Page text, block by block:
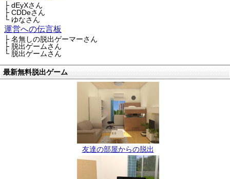
├ dEyXさん
├ CDDeさん
└ ゆなさん
運営への伝言板
├ 名無しの脱出ゲーマーさん
├ 脱出ゲームさん
└ 脱出ゲームさん
最新無料脱出ゲーム
友達の部屋からの脱出